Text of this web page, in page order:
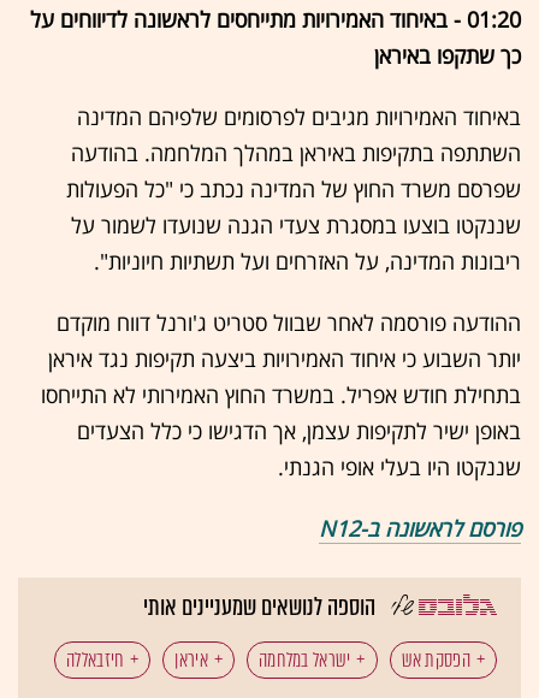
01:20 - באיחוד האמירויות מתייחסים לראשונה לדיווחים על
כך שתקפו באיראן
באיחוד האמירויות מגיבים לפרסומים שלפיהם המדינה
השתתפה בתקיפות באיראן במהלך המלחמה. בהודעה
שפרסם משרד החוץ של המדינה נכתב כי "כל הפעולות
שננקטו בוצעו במסגרת צעדי הגנה שנועדו לשמור על
ריבונות המדינה, על האזרחים ועל תשתיות חיוניות".
ההודעה פורסמה לאחר שבוול סטריט ג'ורנל דווח מוקדם
יותר השבוע כי איחוד האמירויות ביצעה תקיפות נגד איראן
בתחילת חודש אפריל. במשרד החוץ האמירותי לא התייחסו
באופן ישיר לתקיפות עצמן, אך הדגישו כי כלל הצעדים
שננקטו היו בעלי אופי הגנתי.
פורסם לראשונה ב-N12
הוספה לנושאים שמעניינים אותי
הפסקת אש ישראל במלחמה איראן
חיזבאללה